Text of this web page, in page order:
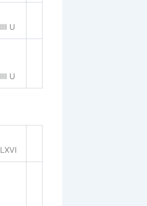
IIII U
IIII U